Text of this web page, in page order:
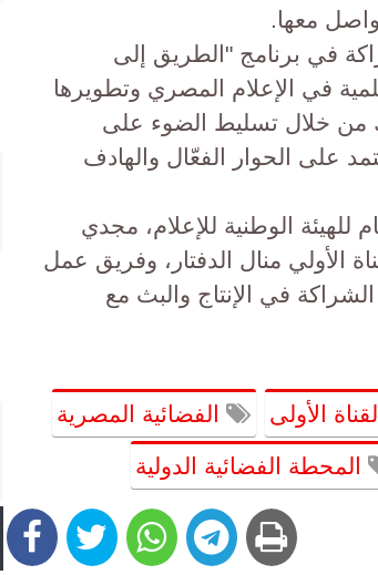
معها.
في برنامج "الطريق إلى
في الإعلام المصري وتطويرها
من خلال تسليط الضوء على
على الحوار الفعّال والهادف
للهيئة الوطنية للإعلام، مجدي
الأولي منال الدفتار، وفريق عمل
في الإنتاج والبث مع
القناة الأولى الفضائية المصرية
المحطة الفضائية الدولية